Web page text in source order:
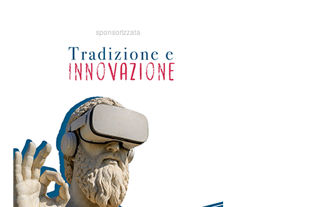
sponsorizzata